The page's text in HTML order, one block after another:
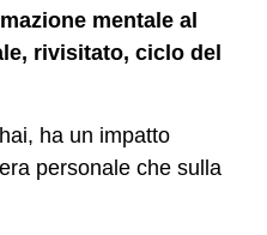
mentale al
rivisitato, ciclo del
ha un impatto
personale che sulla